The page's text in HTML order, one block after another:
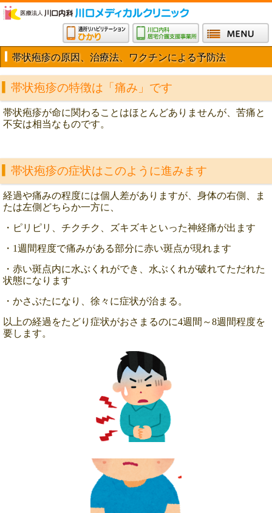
帯状疱疹の原因、治療法、ワクチンによる予防法
帯状疱疹の特徴は「痛み」です
帯状疱疹が命に関わることはほとんどありませんが、苦痛と
不安は相当なものです。
帯状疱疹の症状はこのように進みます
経過や痛みの程度には個人差がありますが、身体の右側、ま
たは左側どちらか一方に、
・ピリピリ、チクチク、ズキズキといった神経痛が出ます
・1週間程度で痛みがある部分に赤い斑点が現れます
・赤い斑点内に水ぶくれができ、水ぶくれが破れてただれた
状態になります
・かさぶたになり、徐々に症状が治まる。
以上の経過をたどり症状がおさまるのに4週間～8週間程度を
要します。